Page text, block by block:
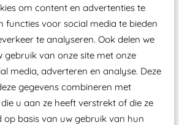
om content en advertenties te
functies voor social media te bieden
te analyseren. Ook delen we
gebruik van onze site met onze
media, adverteren en analyse. Deze
gegevens combineren met
u aan ze heeft verstrekt of die ze
op basis van uw gebruik van hun
kunnen laten keuren zodat
het Warenwetbesluit Attractie- en
vallen?
bij